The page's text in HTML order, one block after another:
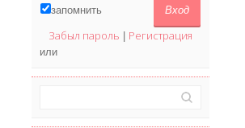
запомнить
Забыл пароль Регистрация
или